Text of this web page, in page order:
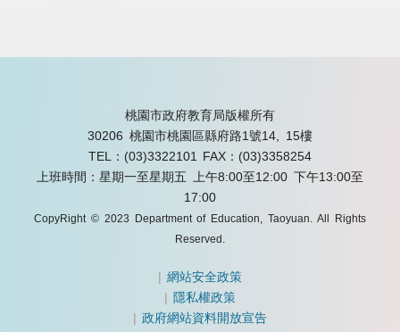
桃園市政府教育局版權所有
30206 桃園市桃園區縣府路1號14, 15樓
TEL：(03)3322101
FAX：(03)3358254
上班時間：星期一至星期五 上午8:00至12:00 下午13:00至
17:00
CopyRight © 2023 Department of Education, Taoyuan. All Rights
Reserved.
|網站安全政策
|隱私權政策
|政府網站資料開放宣告